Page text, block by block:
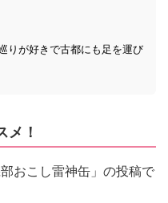
りが好きで古都にも足を運び
メ！
おこし雷神缶」の投稿で